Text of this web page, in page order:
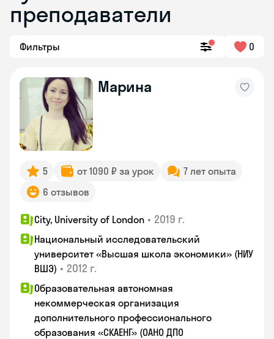
преподаватели
Фильтры 0
Марина
5 от 1090 ₽ за урок
7 лет опыта
6 отзывов
City, University of London • 2019 г.
Национальный исследовательский
университет «Высшая школа экономики» (НИУ
ВШЭ) • 2012 г.
Образовательная автономная
некоммерческая организация
дополнительного профессионального
образования «СКАЕНГ» (ОАНО ДПО